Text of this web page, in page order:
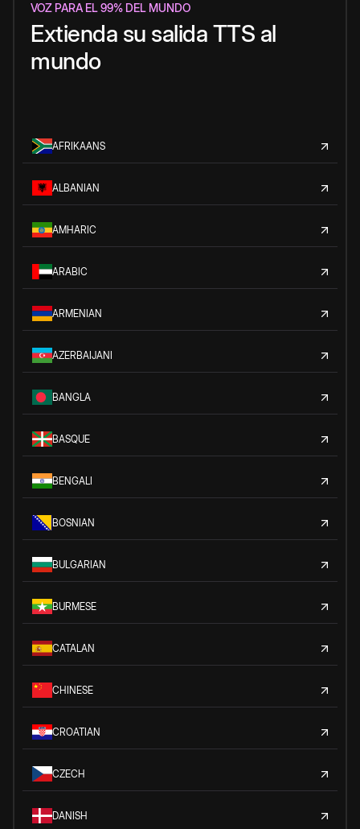
VOZ PARA EL 99% DEL MUNDO
Extienda su salida TTS al
mundo
AFRIKAANS
ALBANIAN
AMHARIC
ARABIC
ARMENIAN
AZERBAIJANI
BANGLA
BASQUE
BENGALI
BOSNIAN
BULGARIAN
BURMESE
CATALAN
CHINESE
CROATIAN
CZECH
DANISH